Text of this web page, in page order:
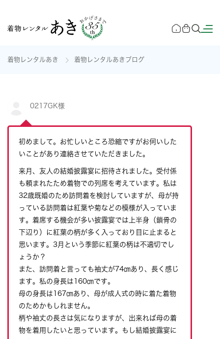
着物レンタルあき 着物レンタルあきブログ
0217GK様
初めまして。お忙しいところ恐縮ですがお伺いした
いことがあり連絡させていただきました。
来月、友人の結婚披露宴に招待されました。受付係
も頼まれたため着物での列席を考えています。私は
32歳既婚のため訪問着を検討していますが、母が持
っている訪問着は紅葉や菊などの模様が入っていま
す。着席する機会が多い披露宴では上半身（鎖骨の
下辺り）に紅葉の柄が多く入っており目に止まると
思います。3月という季節に紅葉の柄は不適切でし
ょうか？
また、訪問着と言っても袖丈が74㎝あり、長く感じ
ます。私の身長は160㎝です。
母の身長は167㎝あり、母が成人式の時に着た着物
のためかもしれません。
柄や袖丈の長さは気になりますが、出来れば母の着
物を着用したいと思っています。もし結婚披露宴に